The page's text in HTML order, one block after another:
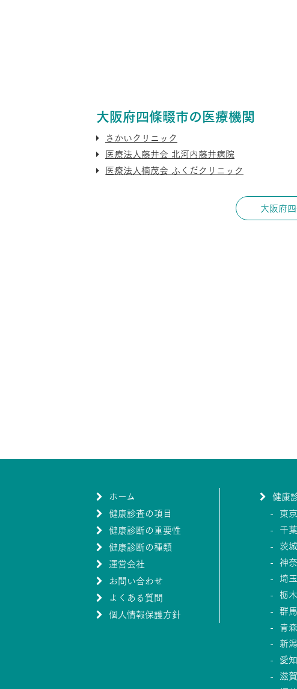
大阪府四條畷市の医療機関
さかいクリニック
医療法人藤井会 北河内藤井病院
医療法人楠茂会 ふくだクリニック
大阪府
ホーム
健康診査の項目
健康診断の重要性
健康診断の種類
運営会社
お問い合わせ
よくある質問
個人情報保護方針
健康
東
千
茨
神
埼
栃
群
青
新
愛
滋